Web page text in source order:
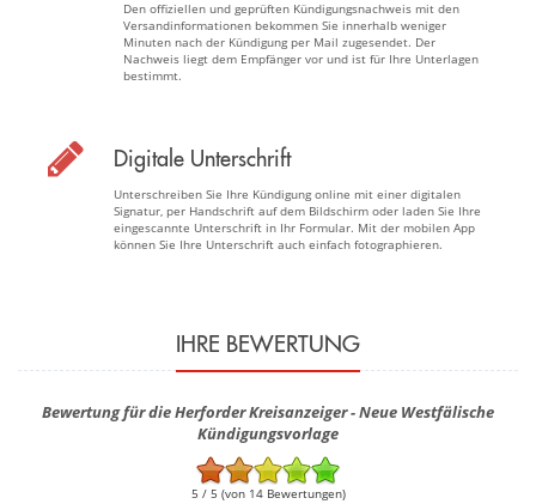
Den offiziellen und geprüften Kündigungsnachweis mit den
Versandinformationen bekommen Sie innerhalb weniger
Minuten nach der Kündigung per Mail zugesendet. Der
Nachweis liegt dem Empfänger vor und ist für Ihre Unterlagen
bestimmt.
Digitale Unterschrift
Unterschreiben Sie Ihre Kündigung online mit einer digitalen
Signatur, per Handschrift auf dem Bildschirm oder laden Sie Ihre
eingescannte Unterschrift in Ihr Formular. Mit der mobilen App
können Sie Ihre Unterschrift auch einfach fotographieren.
IHRE BEWERTUNG
Bewertung für die Herforder Kreisanzeiger - Neue Westfälische
Kündigungsvorlage
5 / 5 (von 14 Bewertungen)